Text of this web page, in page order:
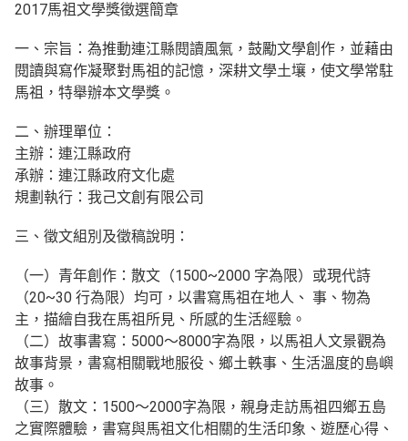
2017馬祖文學獎徵選簡章
一、宗旨：為推動連江縣閱讀風氣，鼓勵文學創作，並藉由
閱讀與寫作凝聚對馬祖的記憶，深耕文學土壤，使文學常駐
馬祖，特舉辦本文學獎。
二、辦理單位：
主辦：連江縣政府
承辦：連江縣政府文化處
規劃執行：我己文創有限公司
三、徵文組別及徵稿說明：
（一）青年創作：散文（1500~2000 字為限）或現代詩
（20~30 行為限）均可，以書寫馬祖在地人、 事、物為
主，描繪自我在馬祖所見、所感的生活經驗。
（二）故事書寫：5000～8000字為限，以馬祖人文景觀為
故事背景，書寫相關戰地服役、鄉土軼事、生活溫度的島嶼
故事。
（三）散文：1500～2000字為限，親身走訪馬祖四鄉五島
之實際體驗，書寫與馬祖文化相關的生活印象、遊歷心得、